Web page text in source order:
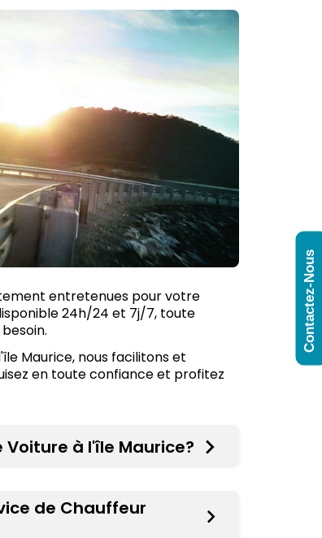
entretenues pour votre
24h/24 et 7j/7, toute
Maurice, nous facilitons et
en toute confiance et profitez
à l'île Maurice?
de Chauffeur
Contactez-Nous